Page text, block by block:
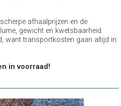
afhaalprijzen en de
gewicht en kwetsbaarheid.
want transportkosten gaan altijd in
in voorraad!